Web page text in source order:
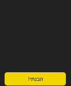
הבנתי!